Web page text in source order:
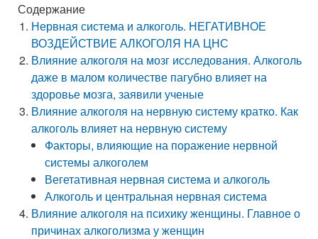
Содержание
Нервная система и алкоголь. НЕГАТИВНОЕ
ВОЗДЕЙСТВИЕ АЛКОГОЛЯ НА ЦНС
Влияние алкоголя на мозг исследования. Алкоголь
даже в малом количестве пагубно влияет на
здоровье мозга, заявили ученые
Влияние алкоголя на нервную систему кратко. Как
алкоголь влияет на нервную систему
Факторы, влияющие на поражение нервной
системы алкоголем
Вегетативная нервная система и алкоголь
Алкоголь и центральная нервная система
Влияние алкоголя на психику женщины. Главное о
причинах алкоголизма у женщин